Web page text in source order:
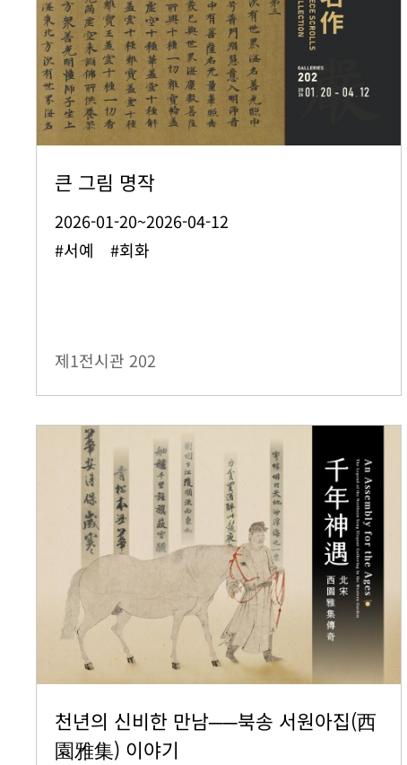
큰 그림 명작
2026-01-20~2026-04-12
#서예 #회화
제1전시관 202
천년의 신비한 만남──북송 서원아집(西
園雅集) 이야기